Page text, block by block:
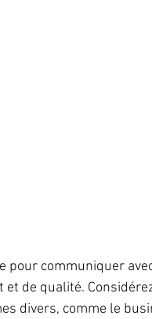
pour communiquer
de qualité.
divers, comme le